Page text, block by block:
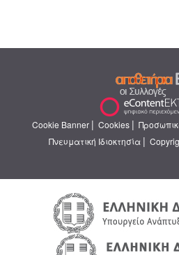
Cookie Banner | Cookies |
Πνευματική Ιδιοκτησία |